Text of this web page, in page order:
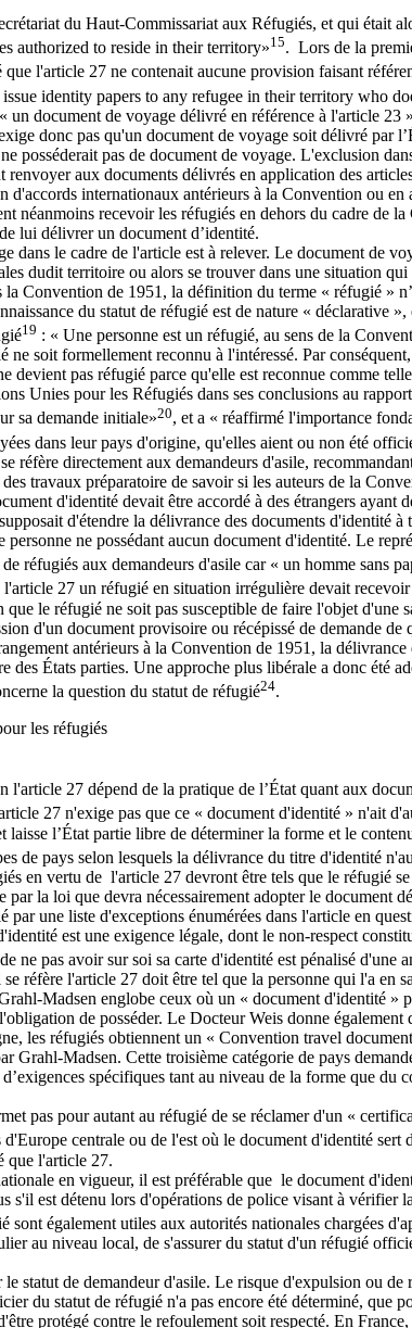
du Haut-Commissariat aux Réfugiés, et qui était
authorized to reside in their territory»15. Lors de la
l'article 27 ne contenait aucune provision faisant
identity papers to any refugee in their territory who
document de voyage délivré en référence à l'article
donc pas qu'un document de voyage soit délivré par
posséderait pas de document de voyage. L'exclusion
renvoyer aux documents délivrés en application des
d'accords internationaux antérieurs à la Convention ou
néanmoins recevoir les réfugiés en dehors du cadre de
lui délivrer un document d’identité.
dans le cadre de l'article est à relever. Le document de
dudit territoire ou alors se trouver dans une situation qui
la Convention de 1951, la définition du terme « réfugié »
du statut de réfugié est de nature « déclarative
19 : « Une personne est un réfugié, au sens de la
ne soit formellement reconnu à l'intéressé. Par
devient pas réfugié parce qu'elle est reconnue comme
Unies pour les Réfugiés dans ses conclusions au
sa demande initiale»20, et a « réaffirmé l'importance
dans leur pays d'origine, qu'elles aient ou non été
réfère directement aux demandeurs d'asile,
travaux préparatoire de savoir si les auteurs de la
d'identité devait être accordé à des étrangers
d'étendre la délivrance des documents
personne ne possédant aucun document d'identité. Le
réfugiés aux demandeurs d'asile car « un homme sans
27 un réfugié en situation irrégulière devait
le réfugié ne soit pas susceptible de faire l'objet
d'un document provisoire ou récépissé de demande
antérieurs à la Convention de 1951, la
des États parties. Une approche plus libérale a donc été
la question du statut de réfugié24.
les réfugiés
l'article 27 dépend de la pratique de l’État quant aux
27 n'exige pas que ce « document d'identité » n'ait
l’État partie libre de déterminer la forme et le
de pays selon lesquels la délivrance du titre d'identité
en vertu de l'article 27 devront être tels que le
la loi que devra nécessairement adopter le
une liste d'exceptions énumérées dans l'article en
est une exigence légale, dont le non-respect
ne pas avoir sur soi sa carte d'identité est pénalisé
réfère l'article 27 doit être tel que la personne qui l'a en
Madsen englobe ceux où un « document d'identité
de posséder. Le Docteur Weis donne
les réfugiés obtiennent un « Convention travel
Grahl-Madsen. Cette troisième catégorie de pays
spécifiques tant au niveau de la forme que
pas pour autant au réfugié de se réclamer d'un «
d'Europe centrale ou de l'est où le document d'identité sert
que l'article 27.
en vigueur, il est préférable que le document
s'il est détenu lors d'opérations de police visant à
sont également utiles aux autorités nationales chargées
au niveau local, de s'assurer du statut d'un réfugié
statut de demandeur d'asile. Le risque d'expulsion ou
du statut de réfugié n'a pas encore été déterminé,
protégé contre le refoulement soit respecté. En